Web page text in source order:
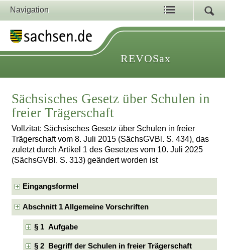
Navigation
REVOSax
Sächsisches Gesetz über Schulen in
freier Trägerschaft
Vollzitat: Sächsisches Gesetz über Schulen in freier
Trägerschaft vom 8. Juli 2015 (SächsGVBl. S. 434), das
zuletzt durch Artikel 1 des Gesetzes vom 10. Juli 2025
(SächsGVBl. S. 313) geändert worden ist
Eingangsformel
Abschnitt 1 Allgemeine Vorschriften
§ 1 Aufgabe
§ 2 Begriff der Schulen in freier Trägerschaft